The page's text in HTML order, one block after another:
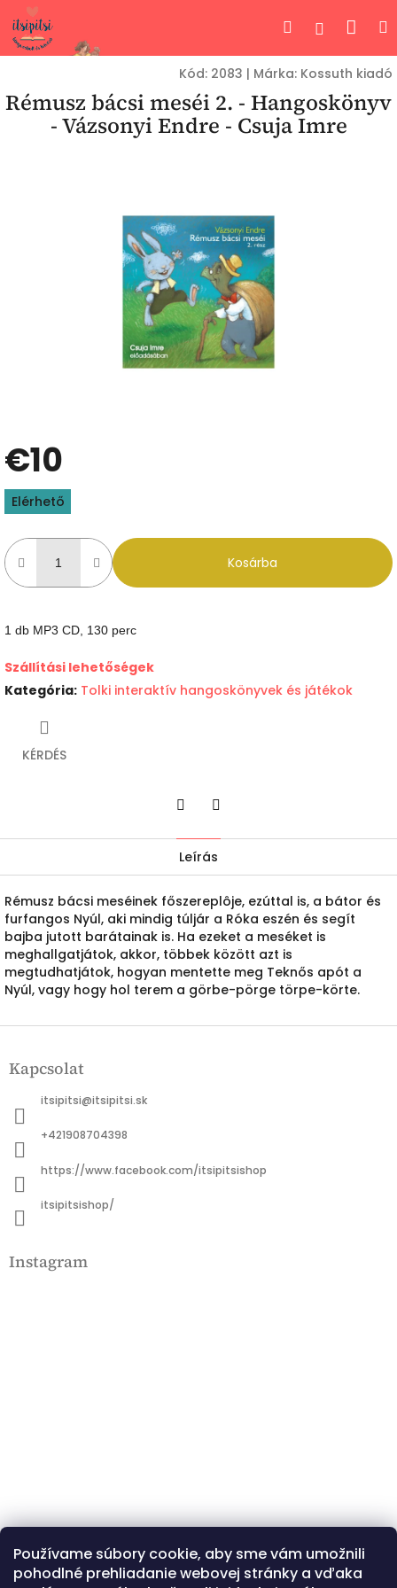
Používame súbory cookie, aby sme vám umožnili
pohodlné prehliadanie webovej stránky a vďaka
Ugrás
fő
tartalomhoz
Keresés
Kód: 2083 | Márka: Kossuth kiadó
Rémusz bácsi meséi 2. - Hangoskönyv
- Vázsonyi Endre - Csuja Imre
€10
Egységár:
Elérhető
Kosárba
1 db MP3 CD, 130 perc
Szállítási lehetőségek
Kategória: Tolki interaktív hangoskönyvek és játékok
KÉRDÉS
Leírás
Rémusz bácsi meséinek főszereplôje, ezúttal is, a bátor és
furfangos Nyúl, aki mindig túljár a Róka eszén és segít
bajba jutott barátainak is. Ha ezeket a meséket is
meghallgatjátok, akkor, többek között azt is
megtudhatjátok, hogyan mentette meg Teknős apót a
Nyúl, vagy hogy hol terem a görbe-pörge törpe-körte.
L
bKapcsolat
itsipitsi@itsipitsi.sk
+421908704398
https://www.facebook.com/itsipitsishop
itsipitsishop/
Instagram
Kövessen minket az Instagramon